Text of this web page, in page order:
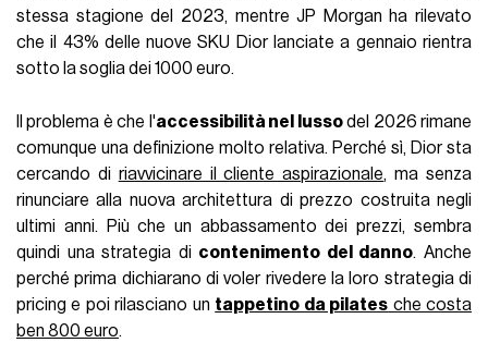
stessa stagione del 2023, mentre JP Morgan ha rilevato
che il 43% delle nuove SKU Dior lanciate a gennaio rientra
sotto la soglia dei 1000 euro.
Il problema è che l'accessibilità nel lussodel 2026 rimane
comunque una definizione molto relativa. Perché sì, Dior sta
cercando di riavvicinare il cliente aspirazionale, ma senza
rinunciare alla nuova architettura di prezzo costruita negli
ultimi anni. Più che un abbassamento dei prezzi, sembra
quindi una strategia di contenimento del danno. Anche
perché prima dichiarano di voler rivedere la loro strategia di
pricing e poi rilasciano un tappetino da pilates che costa
ben 800 euro.